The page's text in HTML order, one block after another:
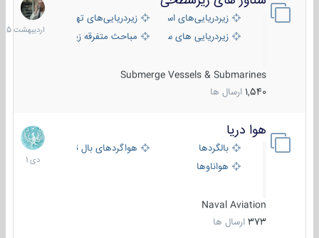
زیردریایی‌های استراتژیکزیردریایی‌های تهاجمی
زیردریایی های سبک
مباحث متفرقه زیرسطحی
Submerge Vessels & Submarines
1,540 ارسال ها
1405
هوا دریا
بالگردها
هواگردهای بال ثابت
هواناوها
Naval Aviation
373 ارسال ها
12
دی
1401